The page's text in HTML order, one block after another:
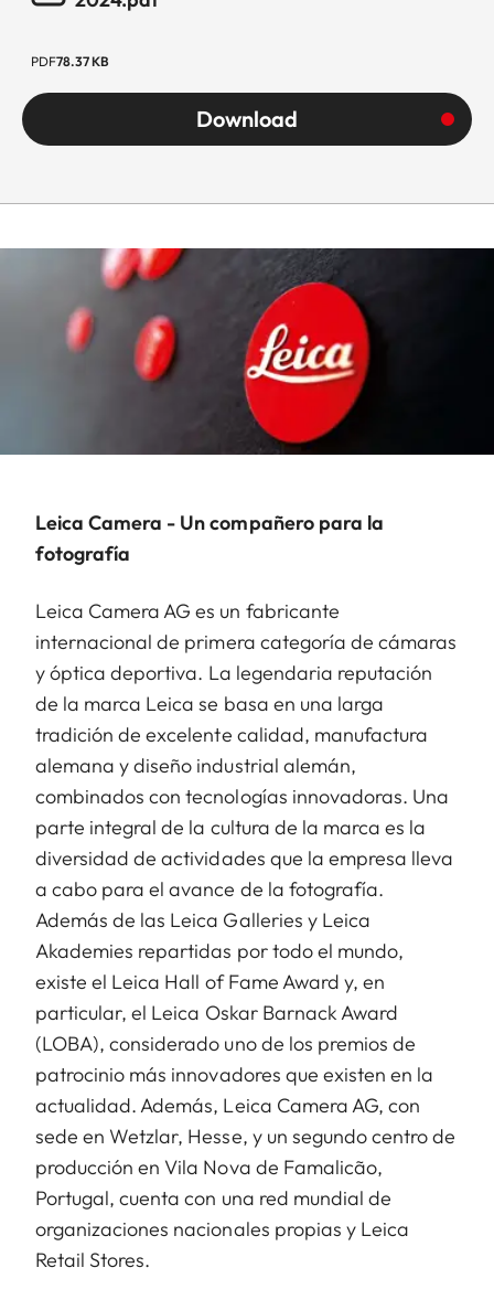
PDF78.37 KB
Download
Leica Camera - Un compañero para la
fotografía
Leica Camera AG es un fabricante
internacional de primera categoría de cámaras
y óptica deportiva. La legendaria reputación
de la marca Leica se basa en una larga
tradición de excelente calidad, manufactura
alemana y diseño industrial alemán,
combinados con tecnologías innovadoras. Una
parte integral de la cultura de la marca es la
diversidad de actividades que la empresa lleva
a cabo para el avance de la fotografía.
Además de las Leica Galleries y Leica
Akademies repartidas por todo el mundo,
existe el Leica Hall of Fame Award y, en
particular, el Leica Oskar Barnack Award
(LOBA), considerado uno de los premios de
patrocinio más innovadores que existen en la
actualidad. Además, Leica Camera AG, con
sede en Wetzlar, Hesse, y un segundo centro de
producción en Vila Nova de Famalicão,
Portugal, cuenta con una red mundial de
organizaciones nacionales propias y Leica
Retail Stores.